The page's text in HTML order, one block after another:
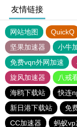
友情链接
网站地图 QuickQ
坚果加速器
小牛
免费vqn外网加速
旋风加速器
八戒
海鸥下载站
快连
新日港下载站
免
CC加速器
蚂蚁vp